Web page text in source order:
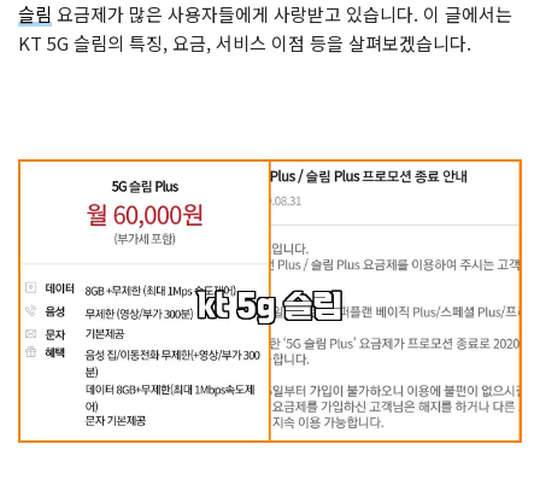
슬림 요금제가 많은 사용자들에게 사랑받고 있습니다. 이 글에서는
KT 5G 슬림의 특징, 요금, 서비스 이점 등을 살펴보겠습니다.